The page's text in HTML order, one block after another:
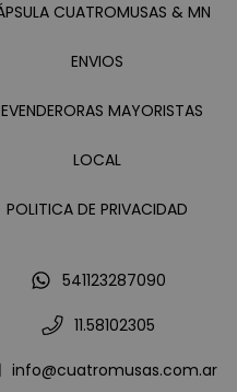
CUATROMUSAS & MN
ENVIOS
MAYORISTAS
LOCAL
POLITICA DE PRIVACIDAD
541123287090
11.58102305
info@cuatromusas.com.ar